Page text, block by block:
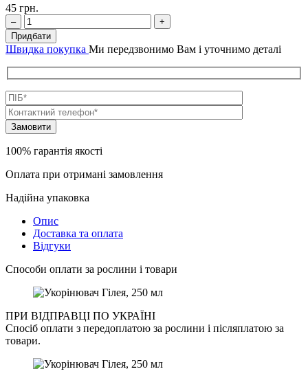
45 грн.
–
+
Придбати
Швидка покупка Ми передзвонимо Вам і уточнимо деталі
100% гарантія якості
Оплата при отримані замовлення
Надійна упаковка
Опис
Доставка та оплата
Відгуки
Способи оплати за рослини і товари
ПРИ ВІДПРАВЦІ ПО УКРАЇНІ
Спосіб оплати з передоплатою за рослини і післяплатою за
товари.